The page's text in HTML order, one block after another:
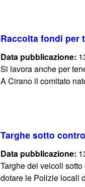
Raccolta fondi per
Data pubblicazione:
Si lavora anche per
A Cirano il comitato
Targhe sotto
Data pubblicazione:
Targhe dei veicoli
dotare le Polizie locali